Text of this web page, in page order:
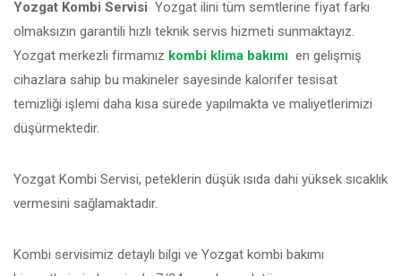
Yozgat Kombi Servisi Yozgat ilini tüm semtlerine fiyat farkı
olmaksızın garantili hızlı teknik servis hizmeti sunmaktayız.
Yozgat merkezli firmamız kombi klima bakımı en gelişmiş
cihazlara sahip bu makineler sayesinde kalorifer tesisat
temizliği işlemi daha kısa sürede yapılmakta ve maliyetlerimizi
düşürmektedir.
Yozgat Kombi Servisi, peteklerin düşük ısıda dahi yüksek sıcaklık
vermesini sağlamaktadır.
Kombi servisimiz detaylı bilgi ve Yozgat kombi bakımı